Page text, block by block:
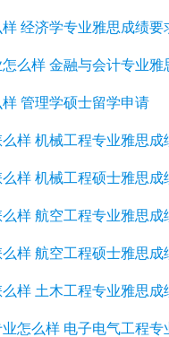
经济学专业雅思成绩要
么样 金融与会计专业雅
管理学硕士留学申请
样 机械工程专业雅思成
样 机械工程硕士雅思成
样 航空工程专业雅思成
样 航空工程硕士雅思成
样 土木工程专业雅思成
怎么样 电子电气工程专